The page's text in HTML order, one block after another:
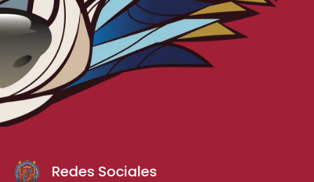
Redes Sociales